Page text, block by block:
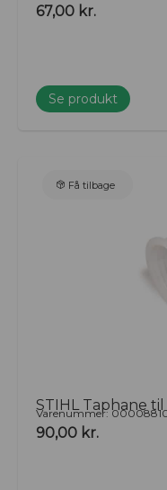
67,00 kr.
Se produkt
Få tilbage
STIHL Taphane
Varenummer:
90,00 kr.